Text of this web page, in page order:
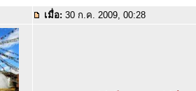
เมื่อ: 30 ก.ค. 2009, 00:28